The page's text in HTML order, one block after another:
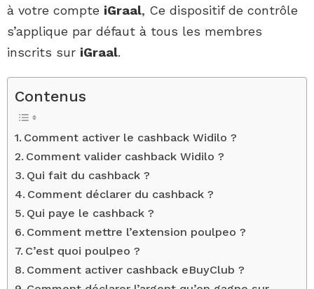
à votre compte iGraal, Ce dispositif de contrôle
s’applique par défaut à tous les membres
inscrits sur iGraal.
Contenus
Comment activer le cashback Widilo ?
Comment valider cashback Widilo ?
Qui fait du cashback ?
Comment déclarer du cashback ?
Qui paye le cashback ?
Comment mettre l’extension poulpeo ?
C’est quoi poulpeo ?
Comment activer cashback eBuyClub ?